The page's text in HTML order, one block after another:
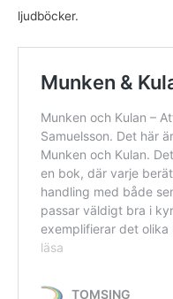
ljudböcker.